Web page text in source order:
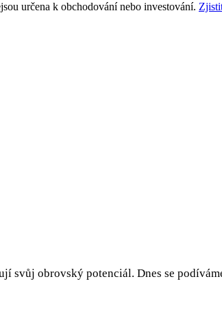
určena k obchodování nebo investování.
svůj obrovský potenciál. Dnes se